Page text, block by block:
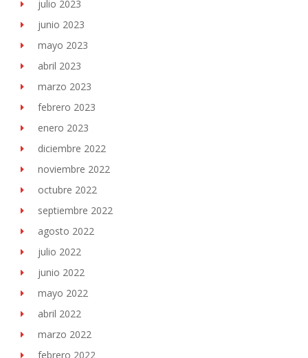
julio 2023
junio 2023
mayo 2023
abril 2023
marzo 2023
febrero 2023
enero 2023
diciembre 2022
noviembre 2022
octubre 2022
septiembre 2022
agosto 2022
julio 2022
junio 2022
mayo 2022
abril 2022
marzo 2022
febrero 2022